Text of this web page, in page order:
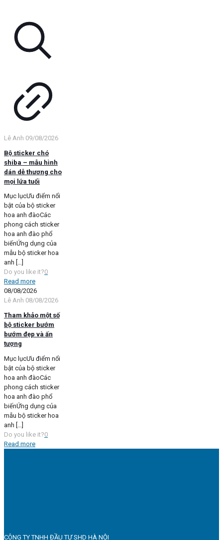
Lê Anh 09/08/2026
Bộ sticker chó
shiba – mẫu hình
dán dễ thương cho
mọi lứa tuổi
Mục lụcƯu điểm nổi
bật của bộ sticker
hoa anh đàoCác
phong cách sticker
hoa anh đào phổ
biếnỨng dụng của
mẫu bộ sticker hoa
anh […]
Do you like it?0
Read more
08/08/2026
Lê Anh 08/08/2026
Tham khảo một số
bộ sticker bướm
bướm đẹp và ấn
tượng
Mục lụcƯu điểm nổi
bật của bộ sticker
hoa anh đàoCác
phong cách sticker
hoa anh đào phổ
biếnỨng dụng của
mẫu bộ sticker hoa
anh
Do you like it?0
Read more
CÔNG TY TNHH ĐẦU TƯ SHD HÀ NỘI